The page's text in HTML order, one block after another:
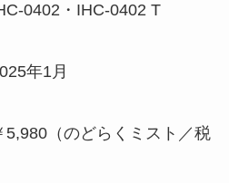
・IHC-0402 T
1月
（のどらくミスト／税